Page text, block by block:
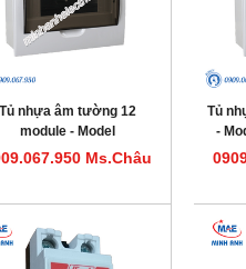
Tủ nhựa âm tường 12
module - Model
HDPZ50PR12IP30F
Ms.Châu
Tủ
-